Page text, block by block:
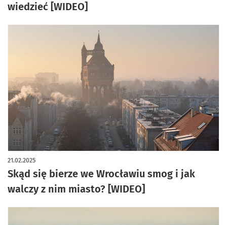
wiedzieć [WIDEO]
Skąd się bierze we Wrocławiu smog i jak
walczy z nim miasto? [WIDEO]
21.02.2025